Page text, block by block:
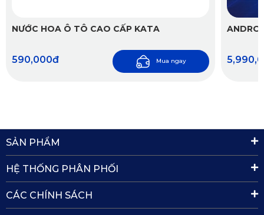
giá đỡ điện thoại ô tô kiêm sạc không
dây KATA CR41
Khớp xoay
Núm hút chân không
Núm xoay cố định khớp
Phiếu bảo hành
NƯỚC HOA Ô TÔ CAO CẤP KATA
590,000đ Mua ngay
SẢN PHẨM
HỆ THỐNG PHÂN PHỐI
CÁC CHÍNH SÁCH